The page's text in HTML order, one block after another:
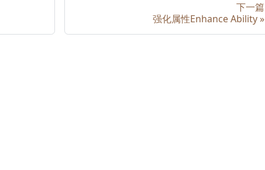
下一篇
强化属性Enhance Ability»